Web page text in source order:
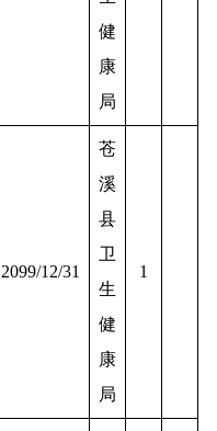
健
康
局
2099/12/31
苍
溪
县
卫
生
健
康
局
1